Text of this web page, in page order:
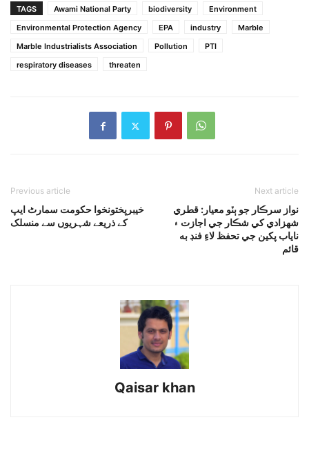
TAGS Awami National Party biodiversity
Environment
Environmental Protection Agency
EPA industry
Marble
Marble Industrialists Association
Pollution
PTI
respiratory diseases
threaten
Previous article
خیبرپختونخوا حکومت سمارٹ ایپ
کے ذریعے شہریوں سے منسلک
Next article
نواز سرڪار جو ٻٽو معيار: قطري
شهزادي کي شڪار جي اجازت ۽
ناياب پکين جي تحفظ لاءِ فنڊ به
قائم
Qaisar khan